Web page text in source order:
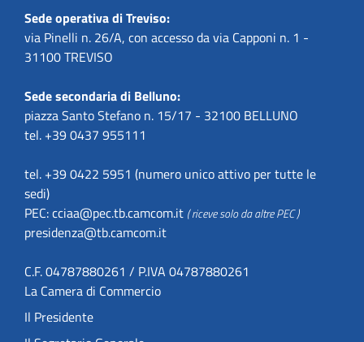
Sede operativa di Treviso:
via Pinelli n. 26/A, con accesso da via Capponi n. 1 -
31100 TREVISO
Sede secondaria di Belluno:
piazza Santo Stefano n. 15/17 - 32100 BELLUNO
tel. +39 0437 955111
tel. +39 0422 5951 (numero unico attivo per tutte le
sedi)
PEC:cciaa@pec.tb.camcom.it ( riceve solo da altre PEC )
presidenza@tb.camcom.it
C.F. 04787880261 / P.IVA 04787880261
La Camera di Commercio
Il Presidente